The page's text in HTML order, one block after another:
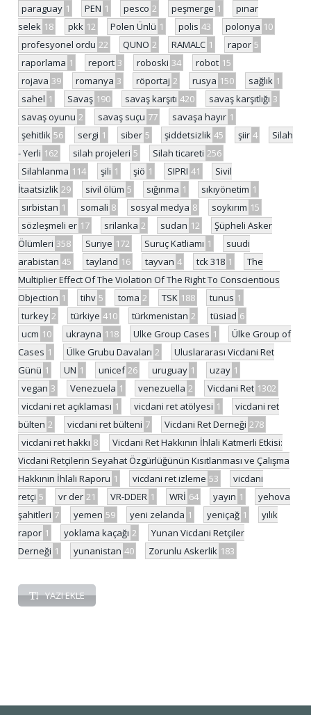
paraguay 1 PEN 1 pesco 2 peşmerge 1
pınar
selek 18 pkk 12 Polen Ünlü 1 polis 43 polonya 10
profesyonel ordu 22 QUNO 2 RAMALC 1 rapor 5
raporlama 1 report 3 roboski 34 robot 15
rojava 39 romanya 3 röportaj 2 rusya 150 sağlık 1
sahel 1 Savaş 190 savaş karşıtı 420 savaş karşıtlığı 3
savaş oyunu 2 savaş suçu 77 savaşa hayır 1
şehitlik 56 sergi 1 siber 5 şiddetsizlik 45 şiir 4
Silah
- Yerli 162 silah projeleri 5 Silah ticareti 256
Silahlanma 114 şili 1 şiö 1 SIPRI 41
Sivil
İtaatsizlik 29 sivil ölüm 5 sığınma 1 sıkıyönetim 1
sırbistan 1 somali 8 sosyal medya 8 soykırım 15
sözleşmeli er 17 srilanka 2 sudan 12
Şüpheli Asker
Ölümleri 358 Suriye 172 Suruç Katliamı 1
suudi
arabistan 45 tayland 16 tayvan 4 tck 318 1
The
Multiplier Effect Of The Violation Of The Right To Conscientious
Objection 1 tihv 5 toma 2 TSK 188 tunus 1
turkey 2 türkiye 410 türkmenistan 2 tüsiad 6
ucm 10 ukrayna 118 Ulke Group Cases 1
Ülke Group of
Cases 1 Ülke Grubu Davaları 2
Uluslararası Vicdani Ret
Günü 1 UN 1 unicef 26 uruguay 1 uzay 1
vegan 3 Venezuela 1 venezuella 2 Vicdani Ret 1302
vicdani ret açıklaması 1 vicdani ret atölyesi 1
vicdani ret
bülten 2 vicdani ret bülteni 7 Vicdani Ret Derneği 278
vicdani ret hakkı 8
Vicdani Ret Hakkının İhlali Katmerli Etkisi:
Vicdani Retçilerin Seyahat Özgürlüğünün Kısıtlanması ve Çalışma
Hakkının İhlali Raporu 1 vicdani ret izleme 53
vicdani
retçi 5 vr der 21 VR-DDER 1 WRİ 64 yayın 1
yehova
şahitleri 7 yemen 59 yeni zelanda 1 yeniçağ 1
yılık
rapor 1 yoklama kaçağı 2
Yunan Vicdani Retçiler
Derneği 1 yunanistan 40 Zorunlu Askerlik 183
YAZI EKLE